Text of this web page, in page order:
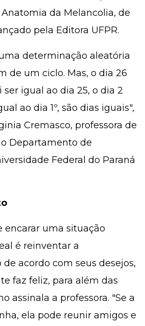
da Melancolia, de
pela Editora UFPR.
determinação aleatória
de um ciclo. Mas, o dia 26
igual ao dia 25, o dia 2
ao dia 1º, são dias iguais",
Cremasco, professora de
Departamento de
Federal do Paraná
encarar uma ­­situação
é reinventar a
acordo com seus desejos,
faz feliz, para além das
assinala a professora. "Se a
ela pode reunir amigos e